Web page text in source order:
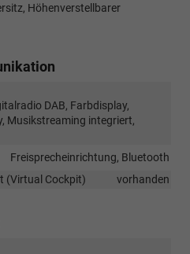
Höhenverstellbarer
DAB, Farbdisplay,
Musikstreaming integriert,
Freisprecheinrichtung, Bluetooth
(Virtual Cockpit)
vorhanden